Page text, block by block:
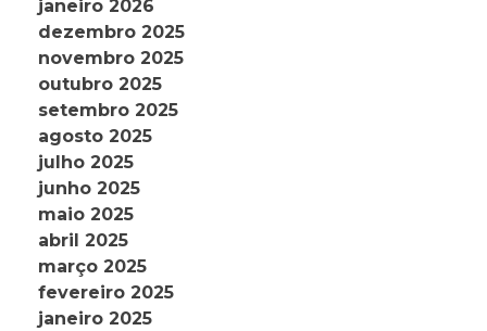
janeiro 2026
dezembro 2025
novembro 2025
outubro 2025
setembro 2025
agosto 2025
julho 2025
junho 2025
maio 2025
abril 2025
março 2025
fevereiro 2025
janeiro 2025